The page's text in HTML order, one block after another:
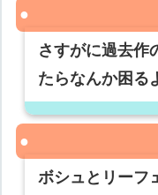
さすがに過去作
たらなんか困る
ボシュとリーフ